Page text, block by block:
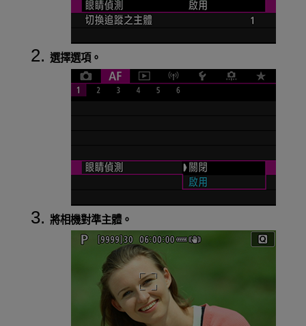
選擇選項。
將相機對準主體。